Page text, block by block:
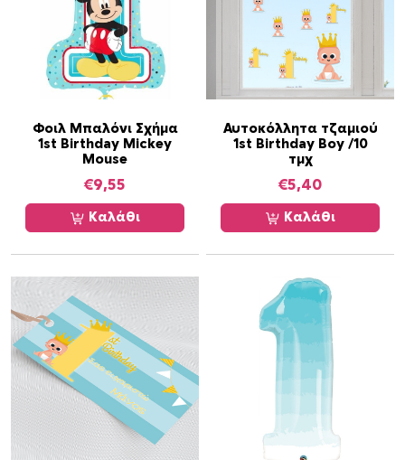
τ
σ
μ
ε
ό
ν
Φοιλ Μπαλόνι Σχήμα
1st Birthday Mickey
Mouse
€9,55
Καλάθι
Αυτοκόλλητα τζαμιού
1st Birthday Boy /10
τμχ
€5,40
Καλάθι